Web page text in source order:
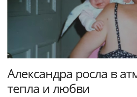
Александра росла в
тепла и любви